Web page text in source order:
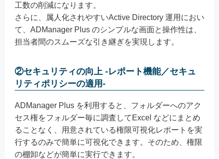
工数の削減になります。
さらに、属人化されやすいActive Directory 運用におい
て、ADManager Plus のシンプルな画面と操作性は、
担当者間のスムーズな引き継ぎを実現します。
②セキュリティの向上 ‐レポート機能／セキュ
リティポリシーの適用‐
ADManager Plus を利用すると、フォルダーへのアク
セス権をフォルダー毎に調査してExcel などにまとめ
ることなく、用意されている権限可視化レポートを実
行するのみで簡単に可視化できます。そのため、権限
の棚卸などが簡単に実行できます。